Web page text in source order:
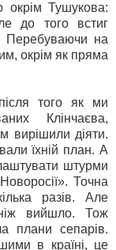
окрім Тушукова:
до того встиг
Перебуваючи на
окрім як пряма
того як ми
Клінчаєва,
вирішили діяти.
їхній план. А
штурми
Точна
разів. Але
ніж вийшло. Тож
плани сепарів.
в країні, це